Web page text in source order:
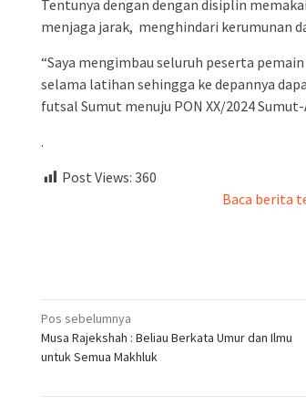
Tentunya dengan dengan disiplin
menjaga jarak, menghindari kerumunan
“Saya mengimbau seluruh peserta
selama latihan sehingga ke depannya
futsal Sumut menuju PON XX/2024
.
Post Views: 360
Baca berita
Navigasi
pos
Pos sebelumnya
Musa Rajekshah : Beliau Berkata Umur dan Ilmu
untuk Semua Makhluk